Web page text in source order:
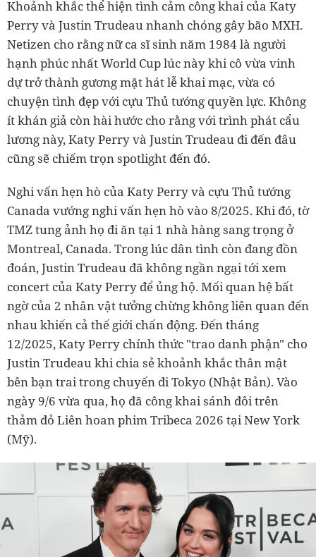
Khoảnh khắc thể hiện tình cảm công khai của Katy
Perry và Justin Trudeau nhanh chóng gây bão MXH.
Netizen cho rằng nữ ca sĩ sinh năm 1984 là người
hạnh phúc nhất World Cup lúc này khi cô vừa vinh
dự trở thành gương mặt hát lễ khai mạc, vừa có
chuyện tình đẹp với cựu Thủ tướng quyền lực. Không
ít khán giả còn hài hước cho rằng với trình phát cẩu
lương này, Katy Perry và Justin Trudeau đi đến đâu
cũng sẽ chiếm trọn spotlight đến đó.
Nghi vấn hẹn hò của Katy Perry và cựu Thủ tướng
Canada vướng nghi vấn hẹn hò vào 8/2025. Khi đó, tờ
TMZ tung ảnh họ đi ăn tại 1 nhà hàng sang trọng ở
Montreal, Canada. Trong lúc dân tình còn đang đồn
đoán, Justin Trudeau đã không ngần ngại tới xem
concert của Katy Perry để ủng hộ. Mối quan hệ bất
ngờ của 2 nhân vật tưởng chừng không liên quan đến
nhau khiến cả thế giới chấn động. Đến tháng
12/2025, Katy Perry chính thức "trao danh phận" cho
Justin Trudeau khi chia sẻ khoảnh khắc thân mật
bên bạn trai trong chuyến đi Tokyo (Nhật Bản). Vào
ngày 9/6 vừa qua, họ đã công khai sánh đôi trên
thảm đỏ Liên hoan phim Tribeca 2026 tại New York
(Mỹ).